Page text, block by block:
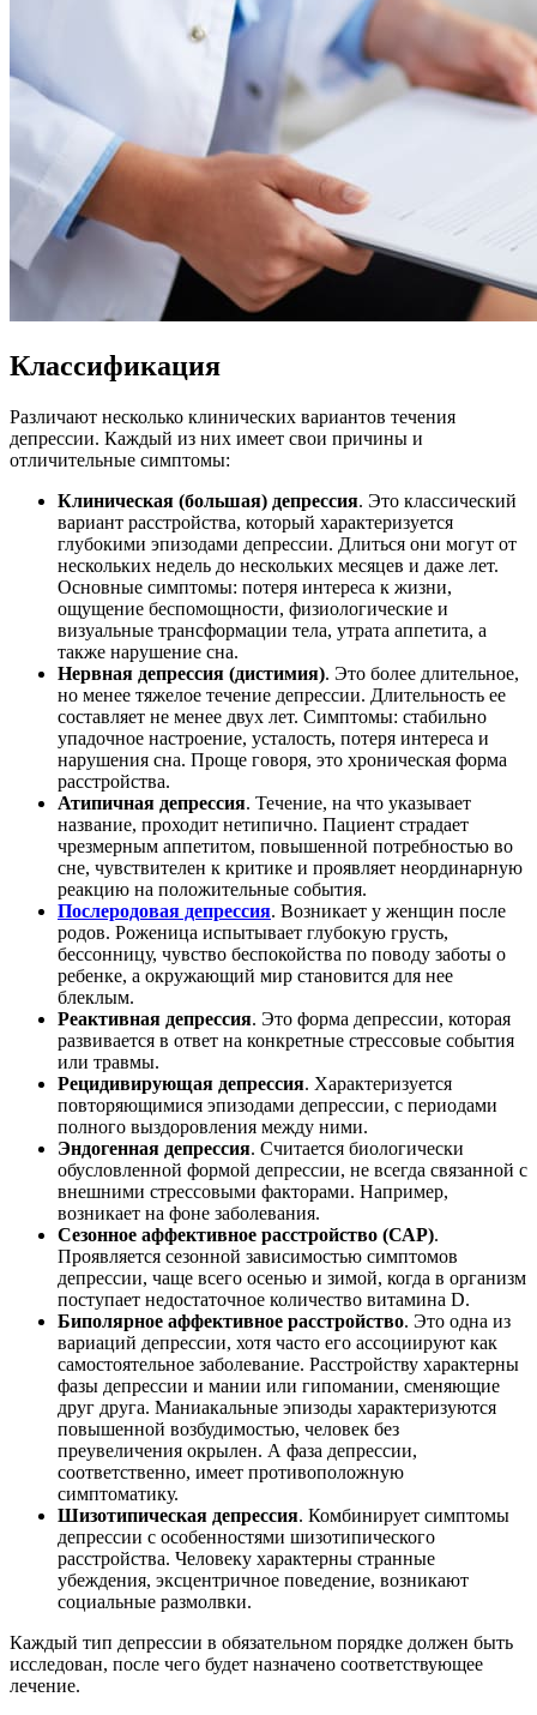
Классификация
Различают несколько клинических вариантов течения
депрессии. Каждый из них имеет свои причины и
отличительные симптомы:
Клиническая (большая) депрессия. Это классический
вариант расстройства, который характеризуется
глубокими эпизодами депрессии. Длиться они могут от
нескольких недель до нескольких месяцев и даже лет.
Основные симптомы: потеря интереса к жизни,
ощущение беспомощности, физиологические и
визуальные трансформации тела, утрата аппетита, а
также нарушение сна.
Нервная депрессия (дистимия). Это более длительное,
но менее тяжелое течение депрессии. Длительность ее
составляет не менее двух лет. Симптомы: стабильно
упадочное настроение, усталость, потеря интереса и
нарушения сна. Проще говоря, это хроническая форма
расстройства.
Атипичная депрессия. Течение, на что указывает
название, проходит нетипично. Пациент страдает
чрезмерным аппетитом, повышенной потребностью во
сне, чувствителен к критике и проявляет неординарную
реакцию на положительные события.
Послеродовая депрессия. Возникает у женщин после
родов. Роженица испытывает глубокую грусть,
бессонницу, чувство беспокойства по поводу заботы о
ребенке, а окружающий мир становится для нее
блеклым.
Реактивная депрессия. Это форма депрессии, которая
развивается в ответ на конкретные стрессовые события
или травмы.
Рецидивирующая депрессия. Характеризуется
повторяющимися эпизодами депрессии, с периодами
полного выздоровления между ними.
Эндогенная депрессия. Считается биологически
обусловленной формой депрессии, не всегда связанной с
внешними стрессовыми факторами. Например,
возникает на фоне заболевания.
Сезонное аффективное расстройство (САР).
Проявляется сезонной зависимостью симптомов
депрессии, чаще всего осенью и зимой, когда в организм
поступает недостаточное количество витамина D.
Биполярное аффективное расстройство. Это одна из
вариаций депрессии, хотя часто его ассоциируют как
самостоятельное заболевание. Расстройству характерны
фазы депрессии и мании или гипомании, сменяющие
друг друга. Маниакальные эпизоды характеризуются
повышенной возбудимостью, человек без
преувеличения окрылен. А фаза депрессии,
соответственно, имеет противоположную
симптоматику.
Шизотипическая депрессия. Комбинирует симптомы
депрессии с особенностями шизотипического
расстройства. Человеку характерны странные
убеждения, эксцентричное поведение, возникают
социальные размолвки.
Каждый тип депрессии в обязательном порядке должен быть
исследован, после чего будет назначено соответствующее
лечение.